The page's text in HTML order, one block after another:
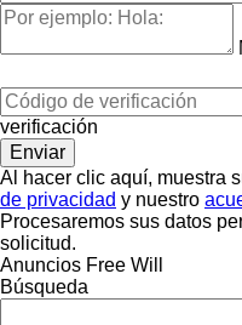
verificación
Al hacer clic aquí, muestra
de privacidad y nuestro
Procesaremos sus datos
solicitud.
Anuncios Free Will
Búsqueda